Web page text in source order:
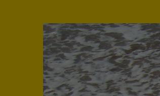
Medienportal